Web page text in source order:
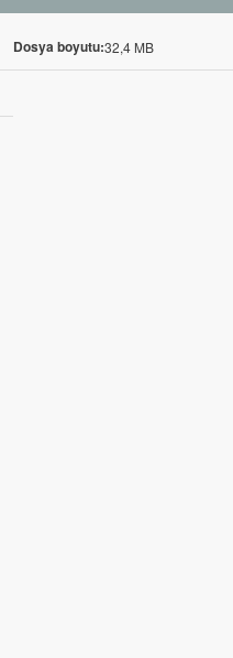
Dosya boyutu:32,4 MB